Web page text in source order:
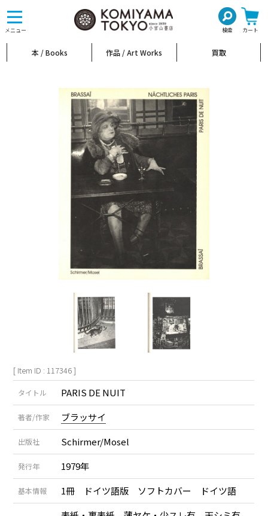
メニュー 検索 カート
toggle
navigation
本 / Books 作品 / Art Works 買取
[ Item ID : 117346 ]
タイトル PARIS DE NUIT
著者/作家 ブラッサイ
出版社 Schirmer/Mosel
発行年 1979年
基本情報 1冊 ドイツ語版 ソフトカバー ドイツ語